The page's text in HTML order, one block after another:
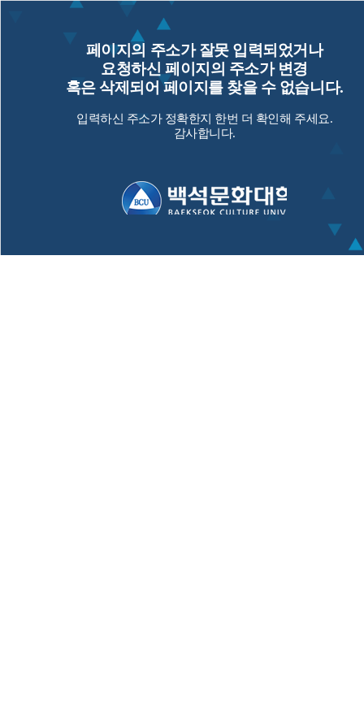
페이지의 주소가 잘못 입력되었거나
요청하신 페이지의 주소가 변경
혹은 삭제되어 페이지를 찾을 수 없습니다.
입력하신 주소가 정확한지 한번 더 확인해 주세요.
감사합니다.